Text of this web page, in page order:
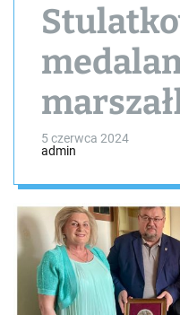
5 czerwca 2024
admin